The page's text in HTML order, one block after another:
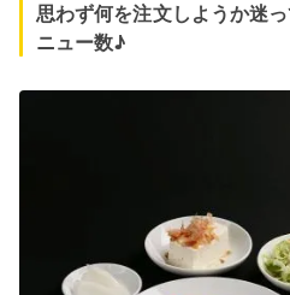
思わず何を注文しようか迷
ニュー数♪